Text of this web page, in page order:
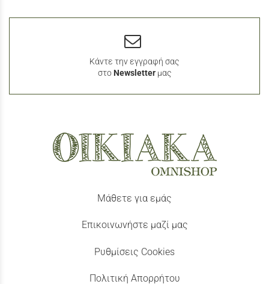
Κάντε την εγγραφή σας
στο Newsletterμας
Μάθετε για εμάς
Επικοινωνήστε μαζί μας
Ρυθμίσεις Cookies
Πολιτική Απορρήτου